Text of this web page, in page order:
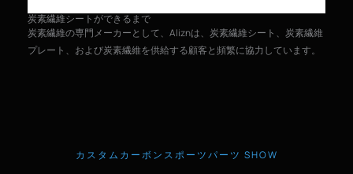
炭素繊維シートができるまで
炭素繊維の専門メーカーとして、Aliznは、炭素繊維シート、炭素繊維
プレート、および炭素繊維を供給する顧客と頻繁に協力しています。
カスタムカーボンスポーツパーツ SHOW